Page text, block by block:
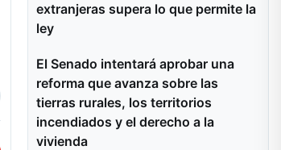
extranjeras supera lo que permite la
ley
El Senado intentará aprobar una
reforma que avanza sobre las
tierras rurales, los territorios
incendiados y el derecho a la
vivienda